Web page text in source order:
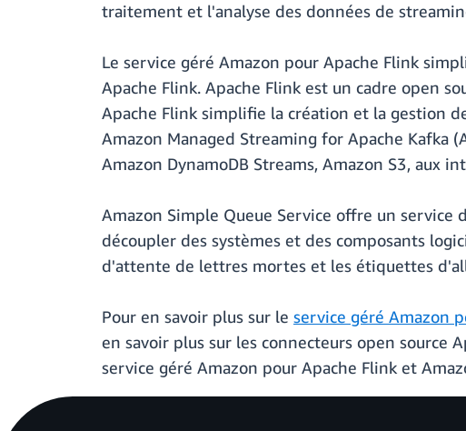
traitement et l'analyse des données de
Le service géré Amazon pour Apache Flink
Apache Flink. Apache Flink est un cadre open
Apache Flink simplifie la création et la gestion
Amazon Managed Streaming for Apache Kafka
Amazon DynamoDB Streams, Amazon S3, aux
Amazon Simple Queue Service offre un
découpler des systèmes et des composants
d'attente de lettres mortes et les étiquettes
Pour en savoir plus sur le service géré Amazon
en savoir plus sur les connecteurs open source
service géré Amazon pour Apache Flink et